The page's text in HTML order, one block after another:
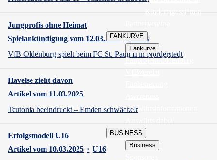
Kindertagesstätten
FANKURVE
Fankurve
Fanprojekt Oldenburg
Auswärtsinformationen
BUSINESS
Business
Jungprofis ohne Heimat
Spielankündigung vom 12.03.2025 · Profis
VfB Oldenburg spielt beim FC St. Pauli II in Norderstedt
Havelse zieht davon
Artikel vom 11.03.2025
Teutonia beeindruckt – Emden schwächelt
Erfolgsmodell U16
Artikel vom 10.03.2025 · U16